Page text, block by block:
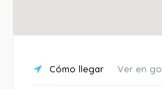
Cómo llegar Ver en